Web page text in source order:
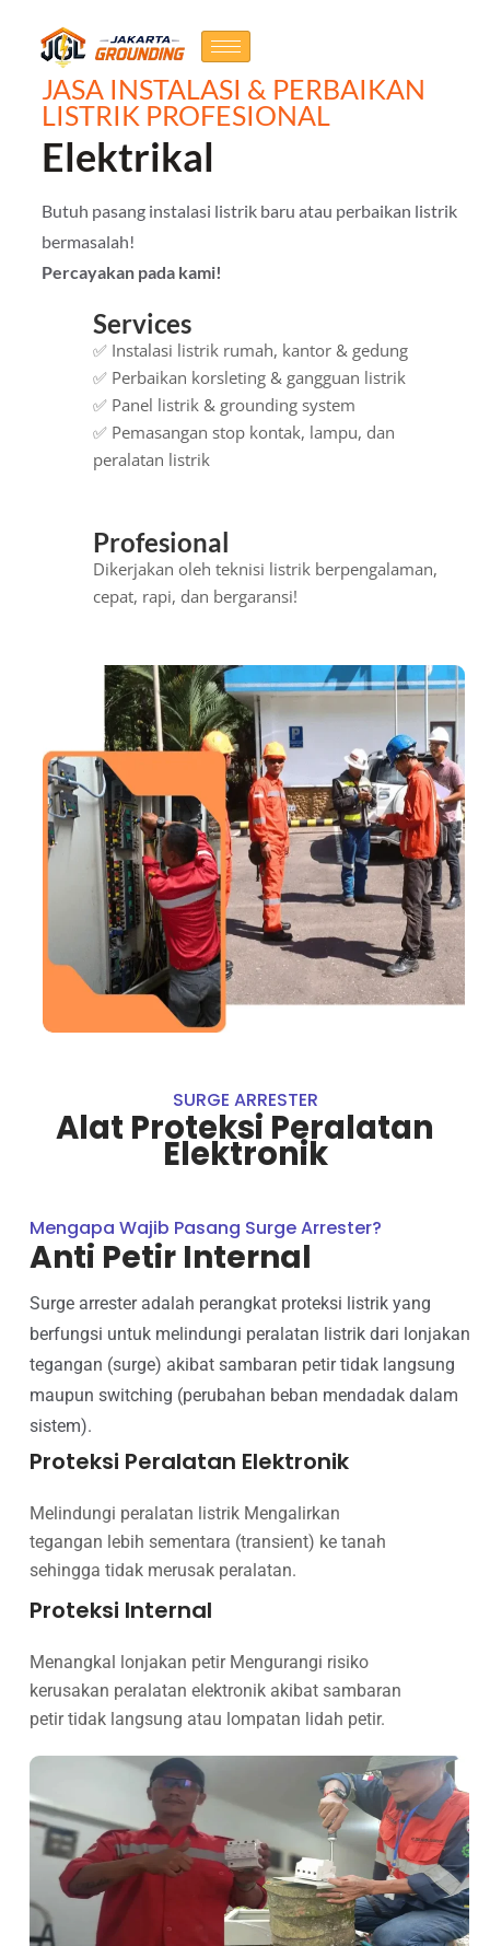
content
JASA INSTALASI & PERBAIKAN
LISTRIK PROFESIONAL
Elektrikal
Butuh pasang instalasi listrik baru atau perbaikan listrik
bermasalah!
Percayakan pada kami!
Services
✅ Instalasi listrik rumah, kantor & gedung
✅ Perbaikan korsleting & gangguan listrik
✅ Panel listrik & grounding system
✅ Pemasangan stop kontak, lampu, dan
peralatan listrik
Profesional
Dikerjakan oleh teknisi listrik berpengalaman,
cepat, rapi, dan bergaransi!
SURGE ARRESTER
Alat Proteksi Peralatan
Elektronik
Mengapa Wajib Pasang Surge Arrester?
Anti Petir Internal
Surge arrester adalah perangkat proteksi listrik yang
berfungsi untuk melindungi peralatan listrik dari lonjakan
tegangan (surge) akibat sambaran petir tidak langsung
maupun switching (perubahan beban mendadak dalam
sistem).
Proteksi Peralatan Elektronik
Melindungi peralatan listrik Mengalirkan
tegangan lebih sementara (transient) ke tanah
sehingga tidak merusak peralatan.
Proteksi Internal
Menangkal lonjakan petir Mengurangi risiko
kerusakan peralatan elektronik akibat sambaran
petir tidak langsung atau lompatan lidah petir.
Get 30% off your first purchase